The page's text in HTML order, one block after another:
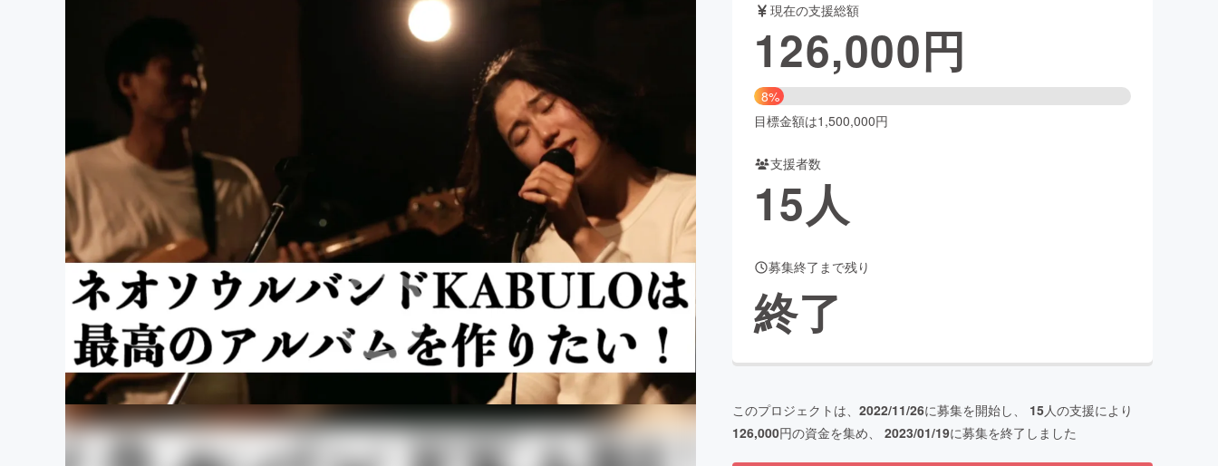
舞台・パフォーマンス
テクノロジー・ガジェット ゲーム・サービス開発 ファッション
映像・映画 書籍・雑誌出版
ビジネス・起業 ビューティー・ヘルスケア
まちづくり・地域活性化
CAMPFIRE for Social GoodCAMPFIRE Creation
CAMPFIREふるさと納税machi-yaコミュニティ
現在の支援総額
126,000円
8%
目標金額は1,500,000円
支援者数
15人
募集終了まで残り
終了
このプロジェクトは、 2022/11/26に募集を開始し、 15人の支援により
126,000円の資金を集め、 2023/01/19に募集を終了しました